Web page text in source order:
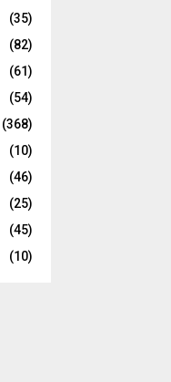
(35)
(82)
(61)
(54)
(368)
(10)
(46)
(25)
(45)
(10)